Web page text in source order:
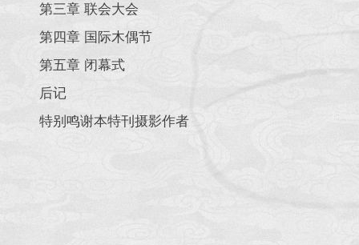
第三章 联会大会
第四章 国际木偶节
第五章 闭幕式
后记
特别鸣谢本特刊摄影作者